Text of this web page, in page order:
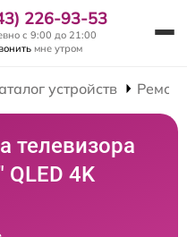
226-93-53
с 9:00 до 21:00
мне утром
устройств
телевизора
4K